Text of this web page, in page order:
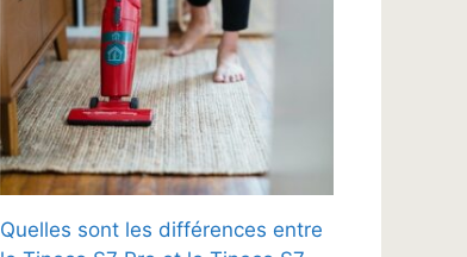
Quelles sont les différences entre